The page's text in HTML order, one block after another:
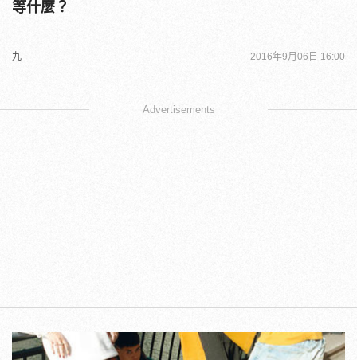
等什麼？
九 2016年9月06日 16:00
Advertisements